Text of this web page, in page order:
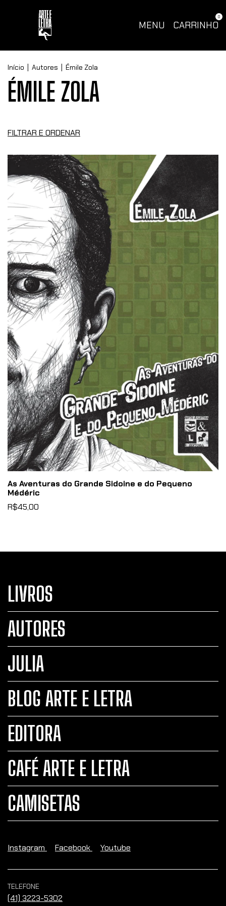
MENU CARRINHO
0
Início Autores Émile Zola
ÉMILE ZOLA
FILTRAR E ORDENAR
As Aventuras do Grande Sidoine e do Pequeno
Médéric
R$45,00
LIVROS
AUTORES
JULIA
BLOG ARTE E LETRA
EDITORA
CAFÉ ARTE E LETRA
CAMISETAS
Instagram Facebook Youtube
TELEFONE
(41) 3223-5302